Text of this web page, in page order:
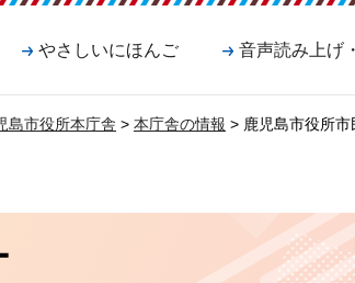
やさしいにほんご 音声読み上げ
島市役所本庁舎 > 本庁舎の情報 > 鹿児島市役所